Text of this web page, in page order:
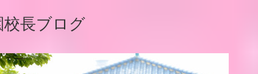
校長ブログ